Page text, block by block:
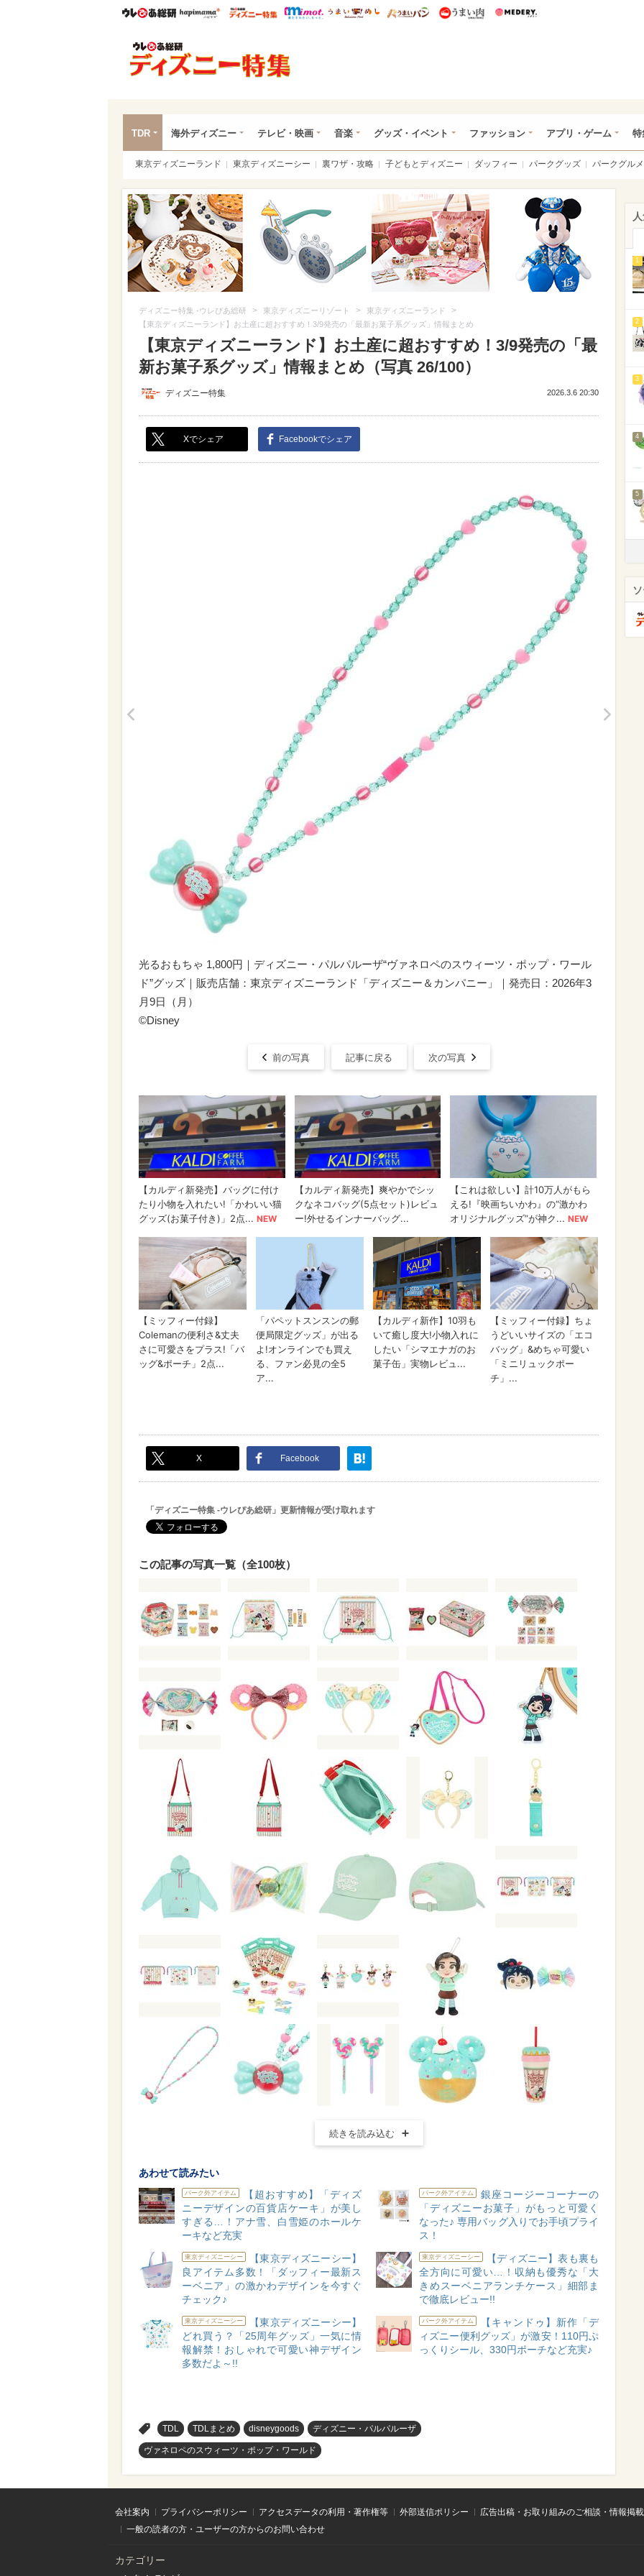
ウレぴあ総研ハピママ* ウレぴあ総研 ディズニー特集
mimot. うまいめし うまいパン うまい肉
TDR 海外ディズニー テレビ・映画 音楽 グッズ・イベント ファッション アプリ・ゲーム 特
東京ディズニーランド 東京ディズニーシー 裏ワザ・攻略 子どもとディズニー ダッフィー パークグッズ パークグルメ
ディズニー特集 -ウレぴあ総研 > 東京ディズニーリゾート > 東京ディズニーランド >
【東京ディズニーランド】お土産に超おすすめ！3/9発売の「最新お菓子系グッズ」情報まとめ
【東京ディズニーランド】お土産に超おすすめ！3/9発売の「最
新お菓子系グッズ」情報まとめ（写真 26/100）
ディズニー特集 2026.3.6 20:30
Xでシェア Facebookでシェア
光るおもちゃ 1,800円｜ディズニー・パルパルーザ“ヴァネロペのスウィーツ・ポップ・ワール
ド”グッズ｜販売店舗：東京ディズニーランド「ディズニー＆カンパニー」｜発売日：2026年3
月9日（月）
©Disney
前の写真 記事に戻る 次の写真
X Facebook
「ディズニー特集 -ウレぴあ総研」更新情報が受け取れます
この記事の写真一覧（全100枚）
続きを読み込む
あわせて読みたい
パーク外アイテム
【超おすすめ】「ディズ
ニーデザインの百貨店ケーキ」が美し
すぎる…！アナ雪、白雪姫のホールケ
ーキなど充実
パーク外アイテム
銀座コージーコーナーの
「ディズニーお菓子」がもっと可愛く
なった♪ 専用バッグ入りでお手頃プライ
ス！
東京ディズニーシー
【東京ディズニーシー】
良アイテム多数！「ダッフィー最新ス
ーベニア」の激かわデザインを今すぐ
チェック♪
東京ディズニーシー
【ディズニー】表も裏も
全方向に可愛い…！収納も優秀な「大
きめスーベニアランチケース」細部ま
で徹底レビュー!!
東京ディズニーシー
【東京ディズニーシー】
どれ買う？「25周年グッズ」一気に情
報解禁！おしゃれで可愛い神デザイン
多数だよ～!!
パーク外アイテム
【キャンドゥ】新作「デ
ィズニー便利グッズ」が激安！110円ぷ
っくりシール、330円ポーチなど充実♪
TDL TDLまとめ disneygoods ディズニー・パルパルーザ
ヴァネロペのスウィーツ・ポップ・ワールド
1
2
3
4
5
会社案内 プライバシーポリシー アクセスデータの利用・著作権等 外部送信ポリシー
広告出稿・お取り組みのご相談・情報掲
一般の読者の方・ユーザーの方からのお問い合わせ
カテゴリー